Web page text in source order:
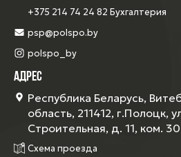
+375 214 74 24 82 Бухгалтерия
psp@polspo.by
polspo_by
АДРЕС
Республика Беларусь,
область, 211412, г.Полоцк,
Строительная, д. 11, ком.
Схема проезда